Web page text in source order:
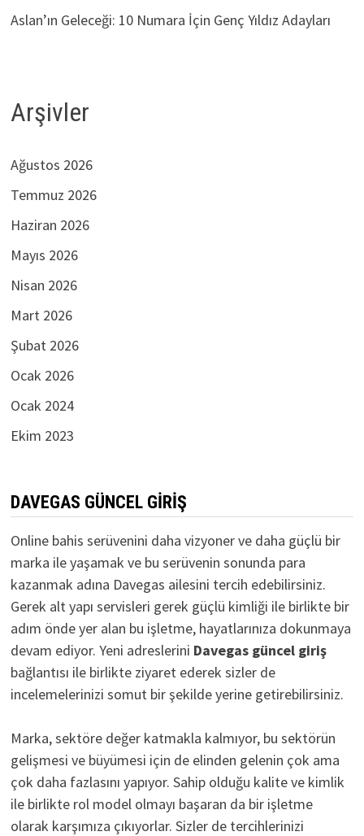
Aslan’ın Geleceği: 10 Numara İçin Genç Yıldız Adayları
Arşivler
Ağustos 2026
Temmuz 2026
Haziran 2026
Mayıs 2026
Nisan 2026
Mart 2026
Şubat 2026
Ocak 2026
Ocak 2024
Ekim 2023
DAVEGAS GÜNCEL GIRIŞ
Online bahis serüvenini daha vizyoner ve daha güçlü bir
marka ile yaşamak ve bu serüvenin sonunda para
kazanmak adına Davegas ailesini tercih edebilirsiniz.
Gerek alt yapı servisleri gerek güçlü kimliği ile birlikte bir
adım önde yer alan bu işletme, hayatlarınıza dokunmaya
devam ediyor. Yeni adreslerini Davegas güncel giriş
bağlantısı ile birlikte ziyaret ederek sizler de
incelemelerinizi somut bir şekilde yerine getirebilirsiniz.
Marka, sektöre değer katmakla kalmıyor, bu sektörün
gelişmesi ve büyümesi için de elinden gelenin çok ama
çok daha fazlasını yapıyor. Sahip olduğu kalite ve kimlik
ile birlikte rol model olmayı başaran da bir işletme
olarak karşımıza çıkıyorlar. Sizler de tercihlerinizi